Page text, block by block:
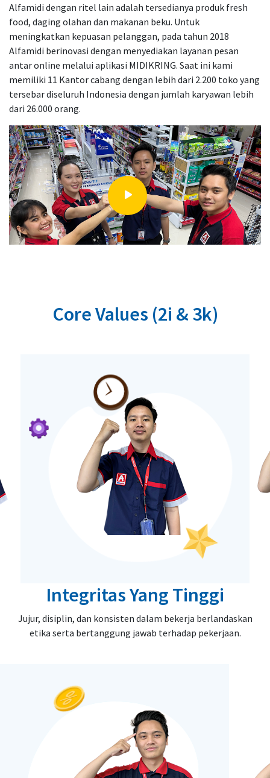
Alfamidi dengan ritel lain adalah tersedianya produk fresh
food, daging olahan dan makanan beku. Untuk
meningkatkan kepuasan pelanggan, pada tahun 2018
Alfamidi berinovasi dengan menyediakan layanan pesan
antar online melalui aplikasi MIDIKRING. Saat ini kami
memiliki 11 Kantor cabang dengan lebih dari 2.200 toko yang
tersebar diseluruh Indonesia dengan jumlah karyawan lebih
dari 26.000 orang.
Core Values (2i & 3k)
Integritas Yang Tinggi
Jujur, disiplin, dan konsisten dalam bekerja berlandaskan
etika serta bertanggung jawab terhadap pekerjaan.